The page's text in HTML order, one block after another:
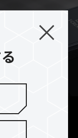
ェイスを